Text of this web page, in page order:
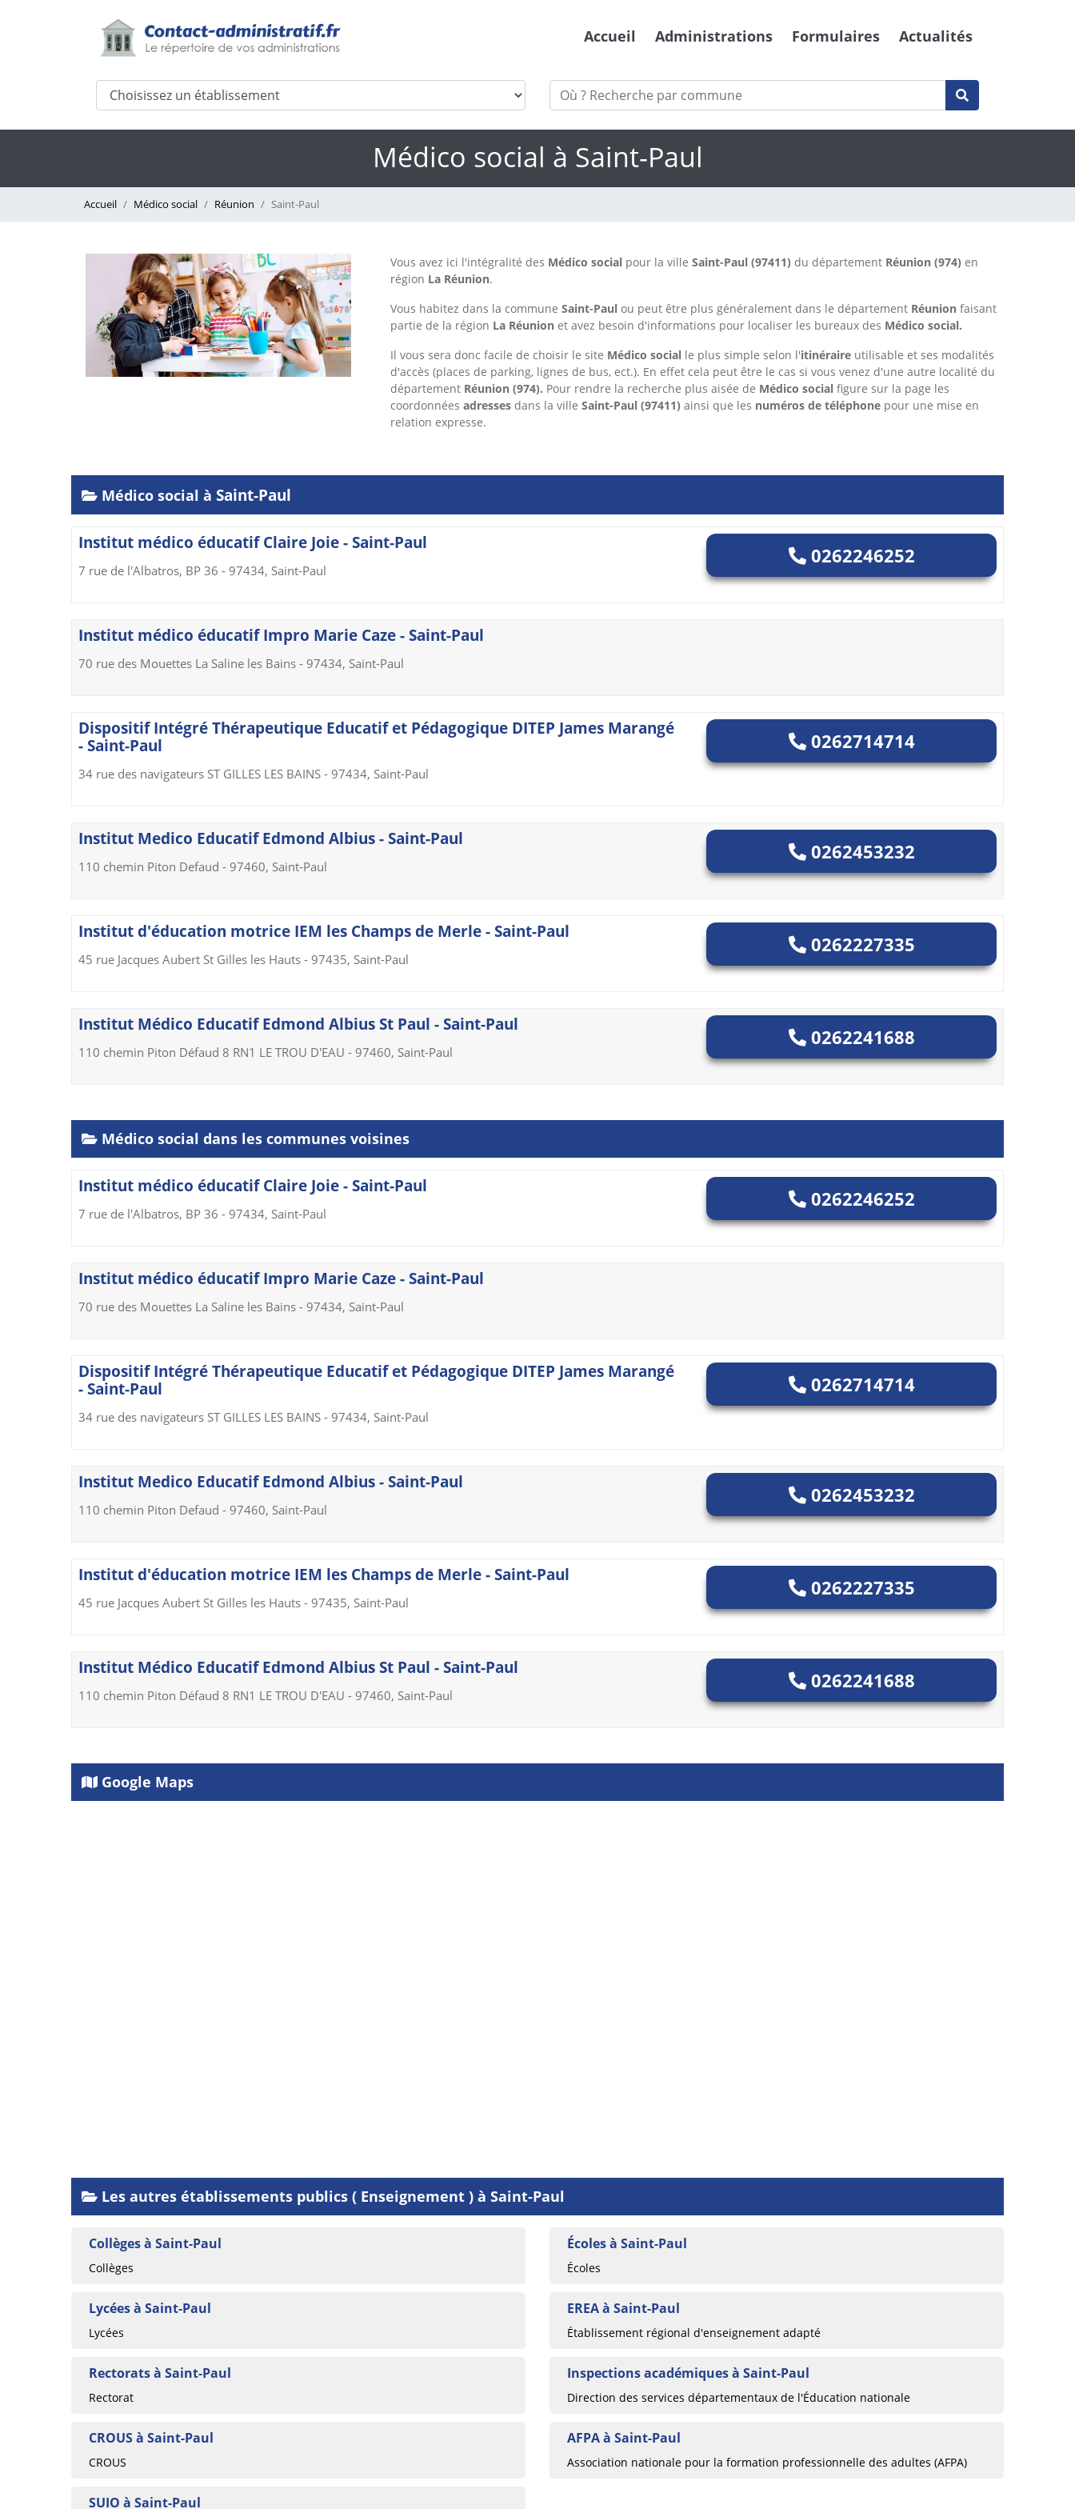
Accueil Administrations Formulaires Actualités
Médico social à Saint-Paul
Accueil Médico social Réunion Saint-Paul
Vous avez ici l'intégralité des Médico socialpour la ville Saint-Paul (97411) du départementRéunion (974) en
région La Réunion.
Vous habitez dans la commune Saint-Paul ou peut être plus généralement dans le département Réunion faisant
partie de la région La Réunion et avez besoin d'informations pour localiser les bureaux des Médico social.
Il vous sera donc facile de choisir le site Médico socialle plus simple selon l'itinéraireutilisable et ses modalités
d'accès (places de parking, lignes de bus, ect.). En effet cela peut être le cas si vous venez d'une autre localité du
département Réunion (974). Pour rendre la recherche plus aisée de Médico socialfigure sur la page les
coordonnées adressesdans la ville Saint-Paul (97411) ainsi que les numéros de téléphonepour une mise en
relation expresse.
Médico social à Saint-Paul
Institut médico éducatif Claire Joie - Saint-Paul
7 rue de l'Albatros, BP 36 - 97434, Saint-Paul
0262246252
Institut médico éducatif Impro Marie Caze - Saint-Paul
70 rue des Mouettes La Saline les Bains - 97434, Saint-Paul
Dispositif Intégré Thérapeutique Educatif et Pédagogique DITEP James Marangé
- Saint-Paul
34 rue des navigateurs ST GILLES LES BAINS - 97434, Saint-Paul
0262714714
Institut Medico Educatif Edmond Albius - Saint-Paul
110 chemin Piton Defaud - 97460, Saint-Paul
0262453232
Institut d'éducation motrice IEM les Champs de Merle - Saint-Paul
45 rue Jacques Aubert St Gilles les Hauts - 97435, Saint-Paul
0262227335
Institut Médico Educatif Edmond Albius St Paul - Saint-Paul
110 chemin Piton Défaud 8 RN1 LE TROU D'EAU - 97460, Saint-Paul
0262241688
Médico social dans les communes voisines
Institut médico éducatif Claire Joie - Saint-Paul
7 rue de l'Albatros, BP 36 - 97434, Saint-Paul
0262246252
Institut médico éducatif Impro Marie Caze - Saint-Paul
70 rue des Mouettes La Saline les Bains - 97434, Saint-Paul
Dispositif Intégré Thérapeutique Educatif et Pédagogique DITEP James Marangé
- Saint-Paul
34 rue des navigateurs ST GILLES LES BAINS - 97434, Saint-Paul
0262714714
Institut Medico Educatif Edmond Albius - Saint-Paul
110 chemin Piton Defaud - 97460, Saint-Paul
0262453232
Institut d'éducation motrice IEM les Champs de Merle - Saint-Paul
45 rue Jacques Aubert St Gilles les Hauts - 97435, Saint-Paul
0262227335
Institut Médico Educatif Edmond Albius St Paul - Saint-Paul
110 chemin Piton Défaud 8 RN1 LE TROU D'EAU - 97460, Saint-Paul
0262241688
Google Maps
Les autres établissements publics ( Enseignement ) à Saint-Paul
Collèges à Saint-Paul
Collèges
Écoles à Saint-Paul
Écoles
Lycées à Saint-Paul
Lycées
EREA à Saint-Paul
Établissement régional d'enseignement adapté
Rectorats à Saint-Paul
Rectorat
Inspections académiques à Saint-Paul
Direction des services départementaux de l'Éducation nationale
CROUS à Saint-Paul
CROUS
AFPA à Saint-Paul
Association nationale pour la formation professionnelle des adultes (AFPA)
SUIO à Saint-Paul